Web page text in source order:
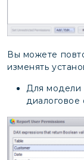
Вы можете
изменять
Для модели
диалоговое